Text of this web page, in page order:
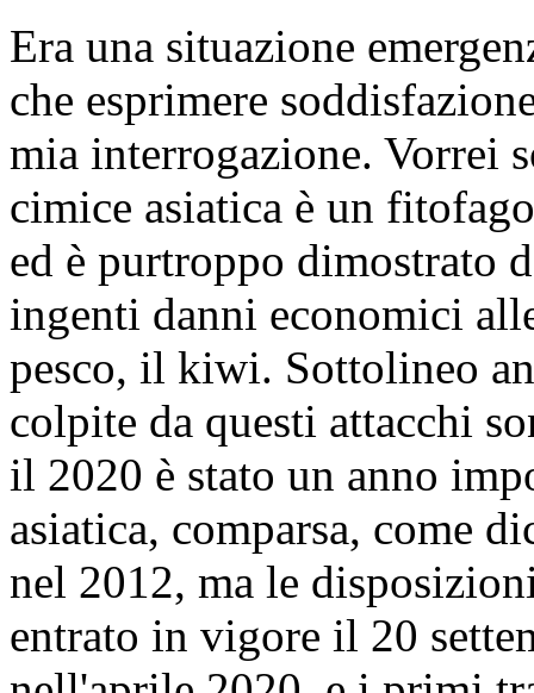
Era una situazione
che esprimere
mia interrogazione. Vorrei
cimice asiatica è un
ed è purtroppo dimostrato
ingenti danni economici
pesco, il kiwi. Sottolineo
colpite da questi attacchi
il 2020 è stato un anno
asiatica, comparsa, come
nel 2012, ma le
entrato in vigore il 20